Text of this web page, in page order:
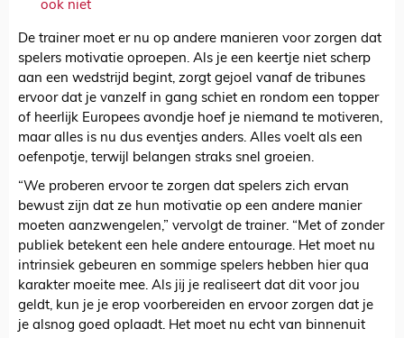
ook niet
De trainer moet er nu op andere manieren voor zorgen dat
spelers motivatie oproepen. Als je een keertje niet scherp
aan een wedstrijd begint, zorgt gejoel vanaf de tribunes
ervoor dat je vanzelf in gang schiet en rondom een topper
of heerlijk Europees avondje hoef je niemand te motiveren,
maar alles is nu dus eventjes anders. Alles voelt als een
oefenpotje, terwijl belangen straks snel groeien.
“We proberen ervoor te zorgen dat spelers zich ervan
bewust zijn dat ze hun motivatie op een andere manier
moeten aanzwengelen,” vervolgt de trainer. “Met of zonder
publiek betekent een hele andere entourage. Het moet nu
intrinsiek gebeuren en sommige spelers hebben hier qua
karakter moeite mee. Als jij je realiseert dat dit voor jou
geldt, kun je je erop voorbereiden en ervoor zorgen dat je
je alsnog goed oplaadt. Het moet nu echt van binnenuit